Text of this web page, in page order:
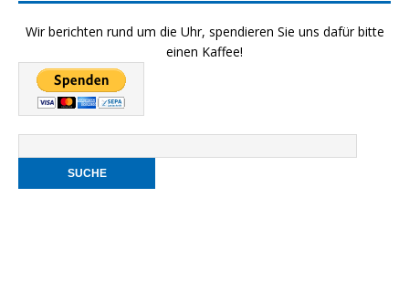
Wir berichten rund um die Uhr, spendieren Sie uns dafür bitte
einen Kaffee!